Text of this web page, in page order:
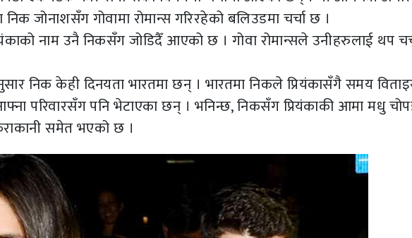
जोनाशसँग गोवामा रोमान्स गरिरहेको बलिउडमा चर्चा छ ।
नाम उनै निकसँग जोडिदैँ आएको छ । गोवा रोमान्सले उनीहरुलाई थप
निक केही दिनयता भारतमा छन् । भारतमा निकले प्रियंकासँगै समय
परिवारसँग पनि भेटाएका छन् । भनिन्छ, निकसँग प्रियंकाकी आमा मधु
समेत भएको छ ।